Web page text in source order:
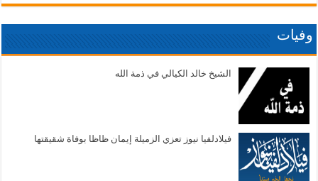
وفيات
الشيخ خالد الكيالي في ذمة الله
فيلادلفيا نيوز تعزي الزميلة إيمان ظاظا بوفاة شقيقتها